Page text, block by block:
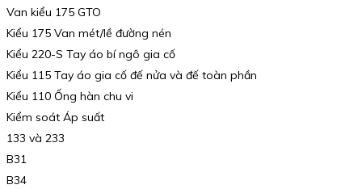
Van kiểu 175 GTO
Kiểu 175 Van mét/lề đường nén
Kiểu 220-S Tay áo bí ngô gia cố
Kiểu 115 Tay áo gia cố đế nửa và đế toàn phần
Kiểu 110 Ống hàn chu vi
Kiểm soát Áp suất
133 và 233
B31
B34